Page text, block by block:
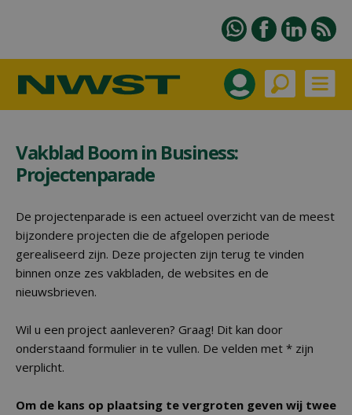
Vakblad Boom in Business:
Projectenparade
De projectenparade is een actueel overzicht van de meest
bijzondere projecten die de afgelopen periode
gerealiseerd zijn. Deze projecten zijn terug te vinden
binnen onze zes vakbladen, de websites en de
nieuwsbrieven.
Wil u een project aanleveren? Graag! Dit kan door
onderstaand formulier in te vullen. De velden met * zijn
verplicht.
Om de kans op plaatsing te vergroten geven wij twee